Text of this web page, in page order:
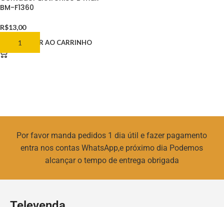
BM-F1360
R$13,00
ADICIONAR AO CARRINHO
Por favor manda pedidos 1 dia útil e fazer pagamento
entra nos contas WhatsApp,e próximo dia Podemos
alcançar o tempo de entrega obrigada